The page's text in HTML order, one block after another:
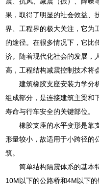
果，取得了明显的社会效益、
界、工程界的极大关注，它为
的途径。在很多情况下，它比
济。随着现代化社会的发展，
高，工程结构减震控制技术将
建筑橡胶支座安装力学分
组成部分，是连接建筑主梁和
寿命与行车安全的关键部位。
橡胶支座的水平变形是靠
形量较小，故适用于小跨径的
筑。
简单结构隔震体系的基本
10M以下的公路桥和4M以下